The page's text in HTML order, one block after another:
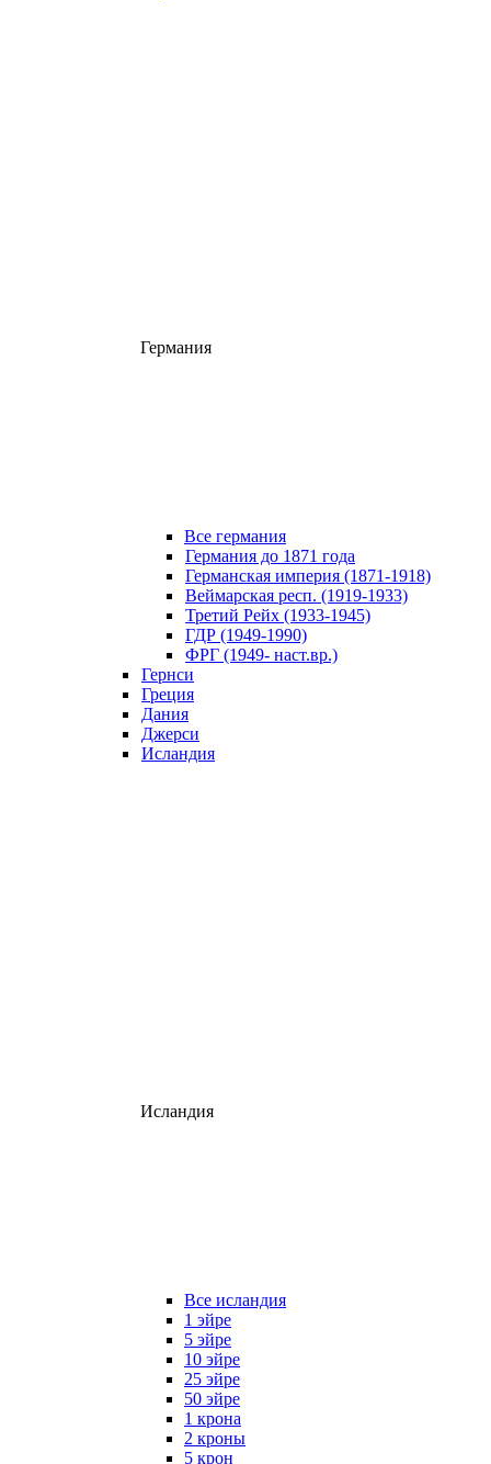
Германия
Все германия
Германия до 1871 года
Германская империя (1871-1918)
Веймарская респ. (1919-1933)
Третий Рейх (1933-1945)
ГДР (1949-1990)
ФРГ (1949- наст.вр.)
Гернси
Греция
Дания
Джерси
Исландия
Исландия
Все исландия
1 эйре
5 эйре
10 эйре
25 эйре
50 эйре
1 крона
2 кроны
5 крон